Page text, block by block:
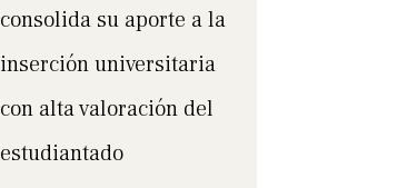
consolida su aporte a la
inserción universitaria
con alta valoración del
estudiantado